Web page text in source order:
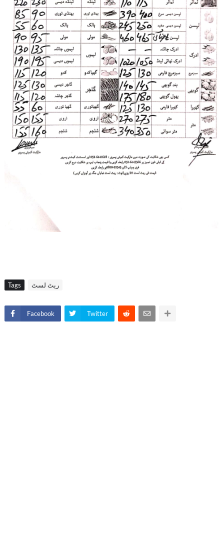
Tags ریٹ لسٹ
Facebook Twitter